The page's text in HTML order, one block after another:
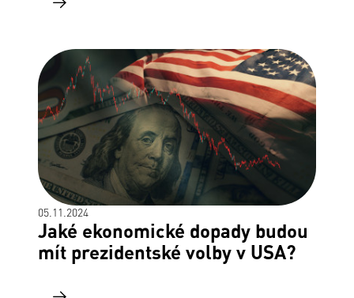
05.11.2024
Jaké ekonomické dopady budou
mít prezidentské volby v USA?